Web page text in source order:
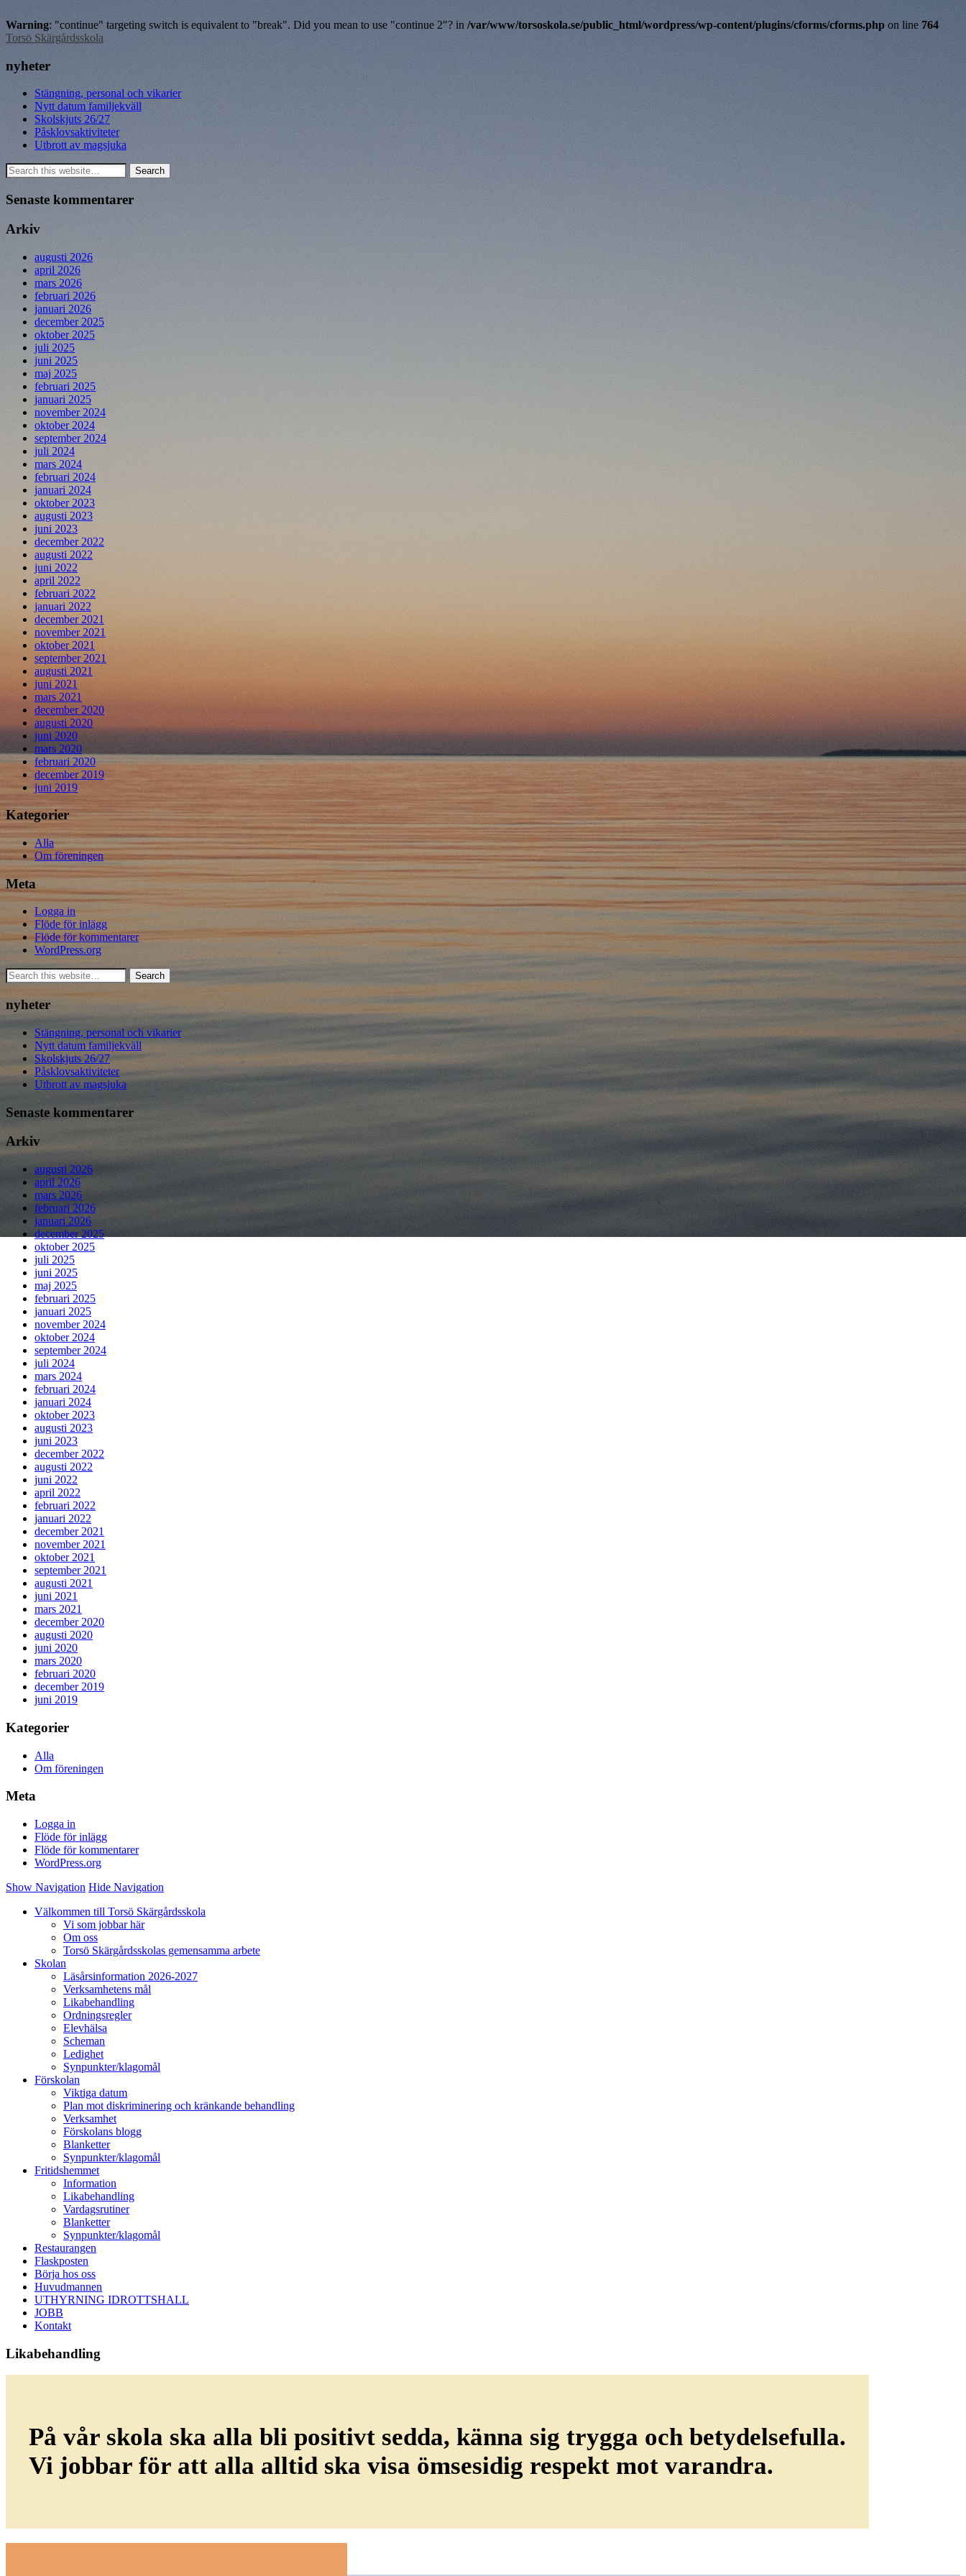
Warning: "continue" targeting switch is equivalent to "break". Did you mean to use "continue 2"? in /var/www/torsoskola.se/public_html/wordpress/wp-content/plugins/cforms/cforms.php on line 764
Torsö Skärgårdsskola
nyheter
Stängning, personal och vikarier
Nytt datum familjekväll
Skolskjuts 26/27
Påsklovsaktiviteter
Utbrott av magsjuka
Senaste kommentarer
Arkiv
augusti 2026
april 2026
mars 2026
februari 2026
januari 2026
december 2025
oktober 2025
juli 2025
juni 2025
maj 2025
februari 2025
januari 2025
november 2024
oktober 2024
september 2024
juli 2024
mars 2024
februari 2024
januari 2024
oktober 2023
augusti 2023
juni 2023
december 2022
augusti 2022
juni 2022
april 2022
februari 2022
januari 2022
december 2021
november 2021
oktober 2021
september 2021
augusti 2021
juni 2021
mars 2021
december 2020
augusti 2020
juni 2020
mars 2020
februari 2020
december 2019
juni 2019
Kategorier
Alla
Om föreningen
Meta
Logga in
Flöde för inlägg
Flöde för kommentarer
WordPress.org
nyheter
Stängning, personal och vikarier
Nytt datum familjekväll
Skolskjuts 26/27
Påsklovsaktiviteter
Utbrott av magsjuka
Senaste kommentarer
Arkiv
augusti 2026
april 2026
mars 2026
februari 2026
januari 2026
december 2025
oktober 2025
juli 2025
juni 2025
maj 2025
februari 2025
januari 2025
november 2024
oktober 2024
september 2024
juli 2024
mars 2024
februari 2024
januari 2024
oktober 2023
augusti 2023
juni 2023
december 2022
augusti 2022
juni 2022
april 2022
februari 2022
januari 2022
december 2021
november 2021
oktober 2021
september 2021
augusti 2021
juni 2021
mars 2021
december 2020
augusti 2020
juni 2020
mars 2020
februari 2020
december 2019
juni 2019
Kategorier
Alla
Om föreningen
Meta
Logga in
Flöde för inlägg
Flöde för kommentarer
WordPress.org
Show Navigation Hide Navigation
Välkommen till Torsö Skärgårdsskola
Vi som jobbar här
Om oss
Torsö Skärgårdsskolas gemensamma arbete
Skolan
Läsårsinformation 2026-2027
Verksamhetens mål
Likabehandling
Ordningsregler
Elevhälsa
Scheman
Ledighet
Synpunkter/klagomål
Förskolan
Viktiga datum
Plan mot diskriminering och kränkande behandling
Verksamhet
Förskolans blogg
Blanketter
Synpunkter/klagomål
Fritidshemmet
Information
Likabehandling
Vardagsrutiner
Blanketter
Synpunkter/klagomål
Restaurangen
Flaskposten
Börja hos oss
Huvudmannen
UTHYRNING IDROTTSHALL
JOBB
Kontakt
Likabehandling
På vår skola ska alla bli positivt sedda, känna sig trygga och betydelsefulla.
Vi jobbar för att alla alltid ska visa ömsesidig respekt mot varandra.